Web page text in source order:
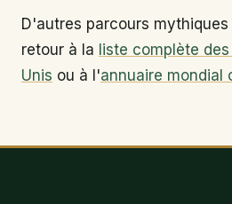
D'autres parcours
retour à la liste complète
Unis ou à l'annuaire mondial